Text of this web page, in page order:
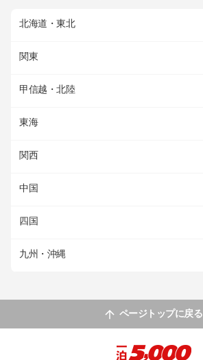
北海道・東北
関東
甲信越・北陸
東海
関西
中国
四国
九州・沖縄
ページトップに戻る